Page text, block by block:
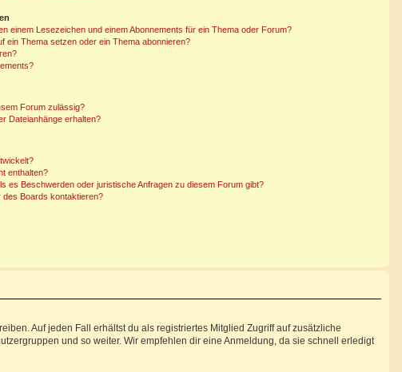
einem Lesezeichen und einem Abonnements für ein Thema oder Forum?
ein Thema setzen oder ein Thema abonnieren?
Forum zulässig?
Dateianhänge erhalten?
enthalten?
es Beschwerden oder juristische Anfragen zu diesem Forum gibt?
des Boards kontaktieren?
Auf jeden Fall erhältst du als registriertes Mitglied Zugriff auf zusätzliche
und so weiter. Wir empfehlen dir eine Anmeldung, da sie schnell erledigt